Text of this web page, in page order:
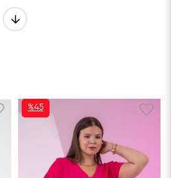
%45
%45СКИДКА